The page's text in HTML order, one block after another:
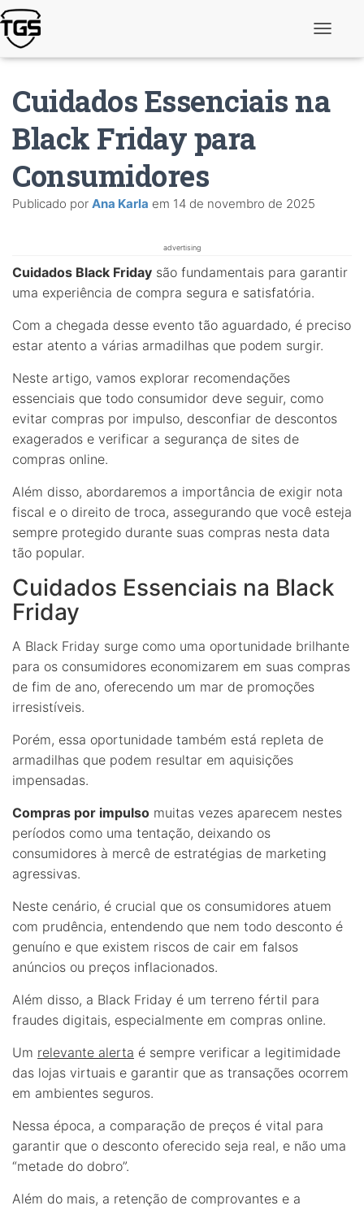
r
n
Cuidados Essenciais na
Black Friday para
Consumidores
Publicado por Ana Karla em 14 de novembro de 2025
advertising
Cuidados Black Friday são fundamentais para garantir
uma experiência de compra segura e satisfatória.
Com a chegada desse evento tão aguardado, é preciso
estar atento a várias armadilhas que podem surgir.
Neste artigo, vamos explorar recomendações
essenciais que todo consumidor deve seguir, como
evitar compras por impulso, desconfiar de descontos
exagerados e verificar a segurança de sites de
compras online.
Além disso, abordaremos a importância de exigir nota
fiscal e o direito de troca, assegurando que você esteja
sempre protegido durante suas compras nesta data
tão popular.
Cuidados Essenciais na Black
Friday
A Black Friday surge como uma oportunidade brilhante
para os consumidores economizarem em suas compras
de fim de ano, oferecendo um mar de promoções
irresistíveis.
Porém, essa oportunidade também está repleta de
armadilhas que podem resultar em aquisições
impensadas.
Compras por impulso muitas vezes aparecem nestes
períodos como uma tentação, deixando os
consumidores à mercê de estratégias de marketing
agressivas.
Neste cenário, é crucial que os consumidores atuem
com prudência, entendendo que nem todo desconto é
genuíno e que existem riscos de cair em falsos
anúncios ou preços inflacionados.
Além disso, a Black Friday é um terreno fértil para
fraudes digitais, especialmente em compras online.
Um relevante alerta é sempre verificar a legitimidade
das lojas virtuais e garantir que as transações ocorrem
em ambientes seguros.
Nessa época, a comparação de preços é vital para
garantir que o desconto oferecido seja real, e não uma
“metade do dobro”.
Além do mais, a retenção de comprovantes e a